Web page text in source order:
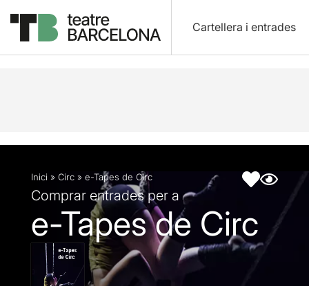
Cartellera i entrades
Descripció Fitxa artística Articles
Inici » Circ » e-Tapes de Circ
Comprar entrades per a
e-Tapes de Circ